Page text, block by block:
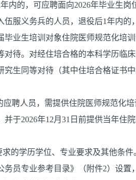
内的，可应聘面向2026年毕业生岗
服义务兵的人员，退役后1年内的
毕业生培训对象住院医师规范化培
对待。对经住培合格的本科学历临
究生同等对待（其中住培合格证书
聘人员，需提供住院医师规范化
于2026年12月31日前提供当年住
的学历学位、专业要求及其他条
务员专业参考目录》（附件2）设